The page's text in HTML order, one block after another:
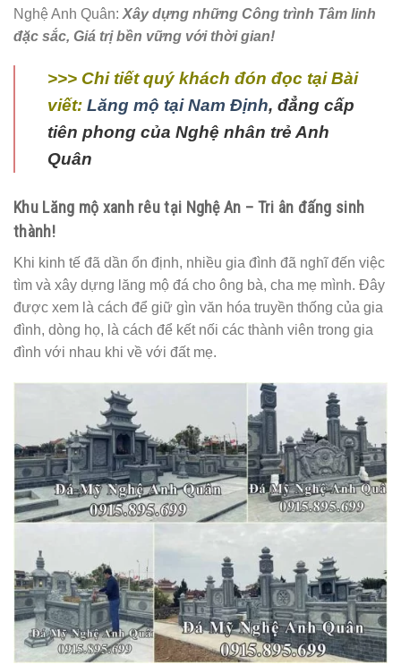
Nghệ Anh Quân: Xây dựng những Công trình Tâm linh
đặc sắc, Giá trị bền vững với thời gian!
>>> Chi tiết quý khách đón đọc tại Bài
viết: Lăng mộ tại Nam Định, đẳng cấp
tiên phong của Nghệ nhân trẻ Anh
Quân
Khu Lăng mộ xanh rêu tại Nghệ An – Tri ân đấng sinh
thành!
Khi kinh tế đã dần ổn định, nhiều gia đình đã nghĩ đến việc
tìm và xây dựng lăng mộ đá cho ông bà, cha mẹ mình. Đây
được xem là cách để giữ gìn văn hóa truyền thống của gia
đình, dòng họ, là cách để kết nối các thành viên trong gia
đình với nhau khi về với đất mẹ.